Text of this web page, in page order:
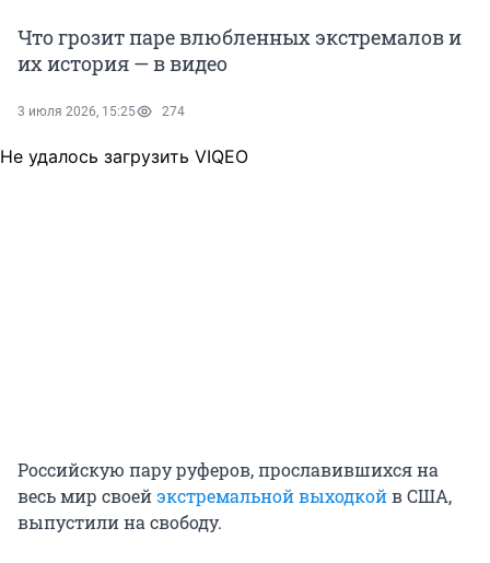
Что грозит паре влюбленных экстремалов и
их история — в видео
3 июля 2026, 15:25 274
Не удалось загрузить VIQEO
Российскую пару руферов, прославившихся на
весь мир своейэкстремальной выходкойв США,
выпустили на свободу.